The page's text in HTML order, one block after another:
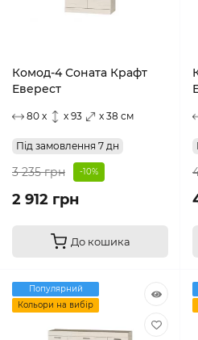
Комод-4 Соната Крафт
Еверест
80 x x 93 x 38 см
Під замовлення 7 дн
3 235 грн -10%
2 912 грн
До кошика
Популярний
Кольори на вибір